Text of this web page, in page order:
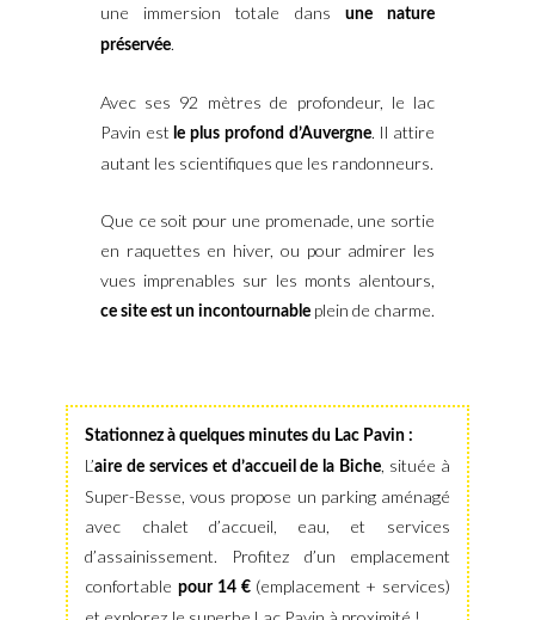
une immersion totale dans une nature
préservée.
Avec ses 92 mètres de profondeur, le lac
Pavin estle plus profond d’Auvergne. Il attire
autant les scientifiques que les randonneurs.
Que ce soit pour une promenade, une sortie
en raquettes en hiver, ou pour admirer les
vues imprenables sur les monts alentours,
ce site est un incontournableplein de charme.
Stationnez à quelques minutes du Lac Pavin :
L’aire de services et d’accueil de la Biche, située à
Super-Besse, vous propose un parking aménagé
avec chalet d’accueil, eau, et services
d’assainissement. Profitez d’un emplacement
confortable pour 14 € (emplacement + services)